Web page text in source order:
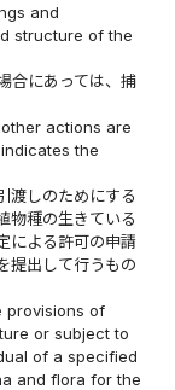
and
structure of the
合にあっては、捕
actions are
the
渡しのためにする
物種の生きている
による許可の申請
提出して行うもの
provisions of
or subject to
of a specified
and flora for the